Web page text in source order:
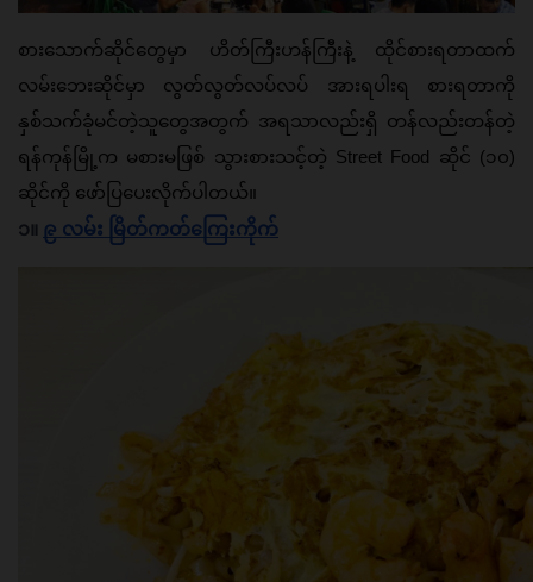
စားသောက်ဆိုင်တွေမှာ ဟိတ်ကြီးဟန်ကြီးနဲ့ ထိုင်စားရတာထက်
လမ်းဘေးဆိုင်မှာ လွတ်လွတ်လပ်လပ် အားရပါးရ စားရတာကို
နှစ်သက်ခုံမင်တဲ့သူတွေအတွက် အရသာလည်းရှိ တန်လည်းတန်တဲ့
ရန်ကုန်မြို့က မစားမဖြစ် သွားစားသင့်တဲ့ Street Food ဆိုင် (၁၀)
ဆိုင်ကို ဖော်ပြပေးလိုက်ပါတယ်။
၁။ ၉ လမ်း မြိတ်ကတ်ကြေးကိုက်